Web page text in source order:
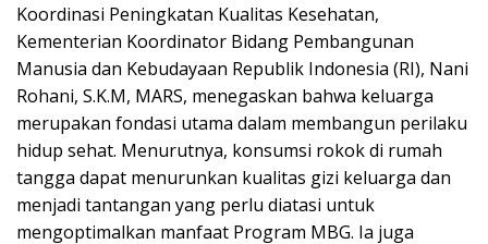
Koordinasi Peningkatan Kualitas Kesehatan,
Kementerian Koordinator Bidang Pembangunan
Manusia dan Kebudayaan Republik Indonesia (RI), Nani
Rohani, S.K.M, MARS, menegaskan bahwa keluarga
merupakan fondasi utama dalam membangun perilaku
hidup sehat. Menurutnya, konsumsi rokok di rumah
tangga dapat menurunkan kualitas gizi keluarga dan
menjadi tantangan yang perlu diatasi untuk
mengoptimalkan manfaat Program MBG. Ia juga